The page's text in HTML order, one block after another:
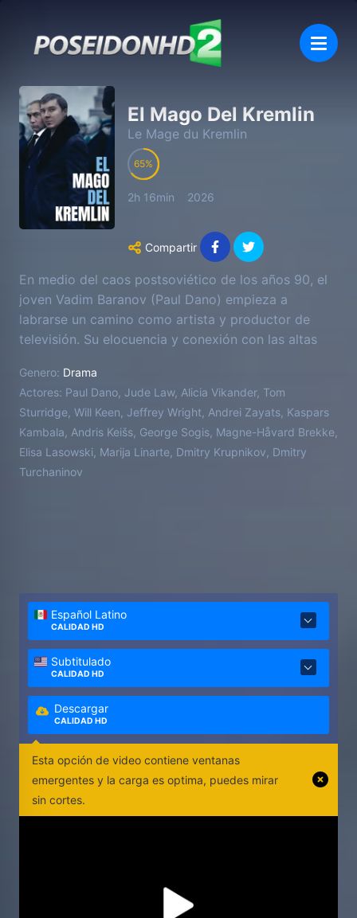
El Mago Del Kremlin
Le Mage du Kremlin
65
2h 16min 2026
Compartir
En medio del caos postsoviético de los años 90, el
joven Vadim Baranov (Paul Dano) empieza a
labrarse un camino como artista y productor de
televisión. Su elocuencia y conexión con las altas
mañana, en el asesor de un agente del KGB con un
brillante porvenir: Vladimir Putin (Jude Law). Desde
las entrañas del poder, ambos darán forma a la
nueva Rusia, difuminando los límites entre la verdad
y la mentira.
Genero: Drama
Actores: Paul Dano, Jude Law, Alicia Vikander, Tom
Sturridge, Will Keen, Jeffrey Wright, Andrei Zayats, Kaspars
Kambala, Andris Keišs, George Sogis, Magne-Håvard Brekke,
Elisa Lasowski, Marija Linarte, Dmitry Krupnikov, Dmitry
Turchaninov
Español Latino
CALIDAD HD
Subtitulado
CALIDAD HD
Descargar
CALIDAD HD
Esta opción de video contiene ventanas
emergentes y la carga es optima, puedes mirar
sin cortes.